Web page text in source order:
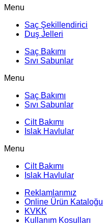
Menu
Saç Şekillendirici
Duş Jelleri
Saç Bakımı
Sıvı Sabunlar
Menu
Saç Bakımı
Sıvı Sabunlar
Cilt Bakımı
Islak Havlular
Menu
Cilt Bakımı
Islak Havlular
Reklamlarımız
Online Ürün Kataloğu
KVKK
Kullanım Koşulları